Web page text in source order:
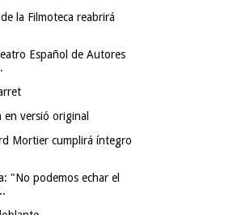
la Filmoteca reabrirá
Español de Autores
en versió original
Mortier cumplirá íntegro
"No podemos echar el